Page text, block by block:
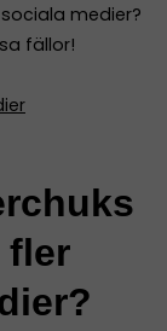
medier?
fällor!
fler